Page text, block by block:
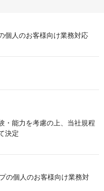
個人のお客様向け業務対応
・能力を考慮の上、当社規程
決定